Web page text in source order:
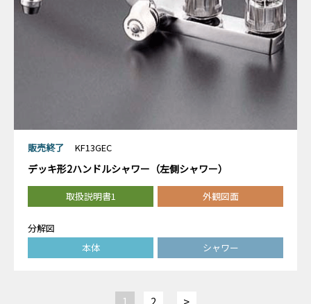
販売終了 KF13GEC
デッキ形2ハンドルシャワー（左側シャワー）
取扱説明書1 外観図面
分解図
本体
シャワー